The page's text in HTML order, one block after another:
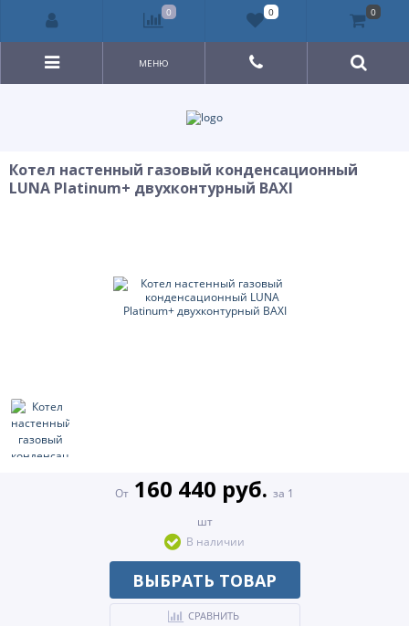
МЕНЮ
Котел настенный газовый конденсационный
LUNA Platinum+ двухконтурный BAXI
От 160 440 руб. за 1
шт
В наличии
ВЫБРАТЬ ТОВАР
СРАВНИТЬ
0 0 0